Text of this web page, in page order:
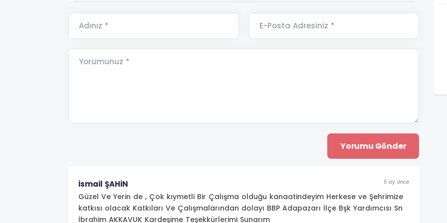
Adınız * E-Posta Adresiniz *
Yorumunuz *
İsmail ŞAHİN 5 ay önce
Güzel Ve Yerin de , Çok kıymetli Bir Çalışma olduğu kanaatindeyim Herkese ve Şehrimize
katkısı olacak Katkıları Ve Çalışmalarından dolayı BBP Adapazarı İlçe Bşk Yardımcısı Sn
İbrahim AKKAVUK Kardeşime Teşekkürlerimi Sunarım